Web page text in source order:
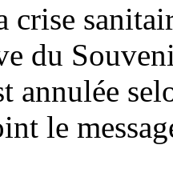
crise
du
annulée
le